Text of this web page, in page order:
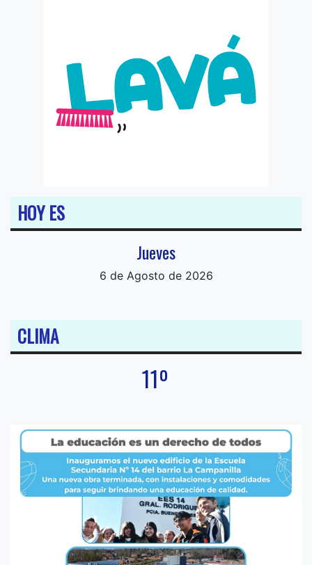
HOY ES
Jueves
6 de Agosto de 2026
CLIMA
11º